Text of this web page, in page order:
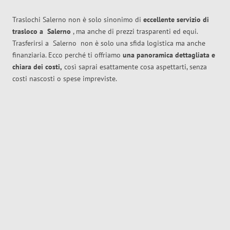
Traslochi Salerno non è solo sinonimo di eccellente servizio di
trasloco a Salerno , ma anche di prezzi trasparenti ed equi.
Trasferirsi a Salerno non è solo una sfida logistica ma anche
finanziaria. Ecco perché ti offriamo una panoramica dettagliata e
chiara dei costi, così saprai esattamente cosa aspettarti, senza
costi nascosti o spese impreviste.